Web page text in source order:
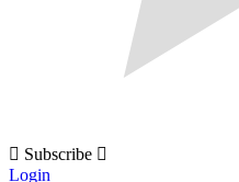
Subscribe
Login